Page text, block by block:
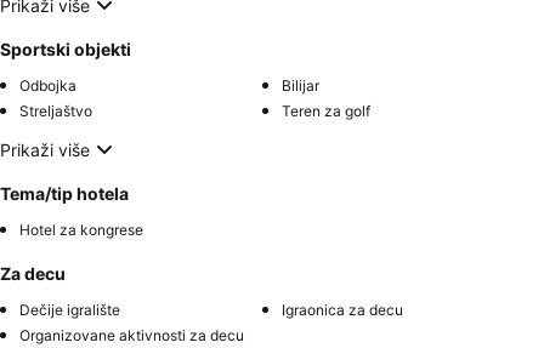
Prikaži više
Sportski objekti
Odbojka
Bilijar
Streljaštvo
Teren za golf
Prikaži više
Tema/tip hotela
Hotel za kongrese
Za decu
Dečije igralište
Igraonica za decu
Organizovane aktivnosti za decu